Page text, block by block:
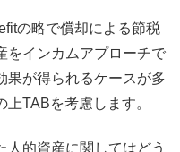
の略で償却による節税
をインカムアプローチで
果が得られるケースが多
TABを考慮します。
人的資産に関してはどう